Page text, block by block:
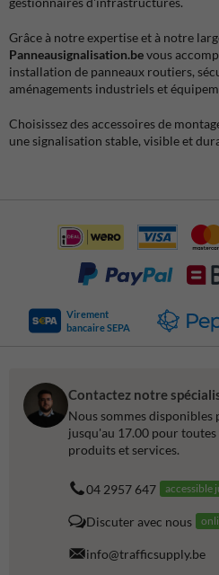
Grâce à notre expertise et à notre
Panneausignalisation.bevous
installation de panneaux routiers,
aménagements industriels et
Choisissez des accessoires de
une signalisation stable, visible et
Virement
bancaire SEPA
Contactez notre
Nous sommes
jusqu'au 17.00 pour
produits et services.
04 2957 647 accessible
Discuter avec nous
info@trafficsupply.be